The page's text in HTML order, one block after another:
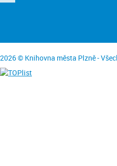
2026 © Knihovna města Plzně -